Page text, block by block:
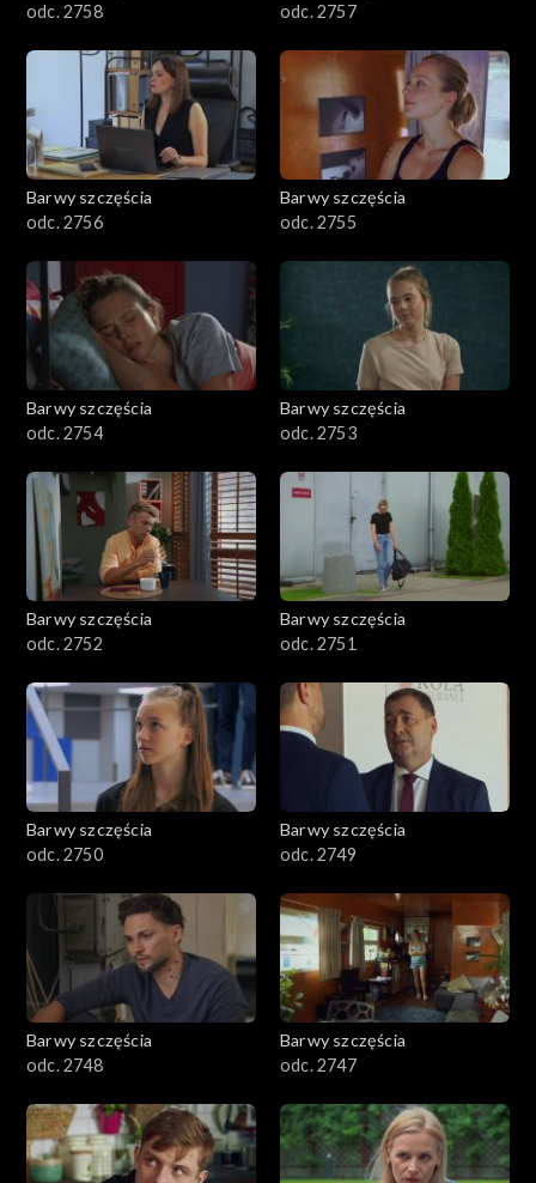
odc. 2758
odc. 2757
Barwy szczęścia
odc. 2756
Barwy szczęścia
odc. 2755
Barwy szczęścia
odc. 2754
Barwy szczęścia
odc. 2753
Barwy szczęścia
odc. 2752
Barwy szczęścia
odc. 2751
Barwy szczęścia
odc. 2750
Barwy szczęścia
odc. 2749
Barwy szczęścia
odc. 2748
Barwy szczęścia
odc. 2747